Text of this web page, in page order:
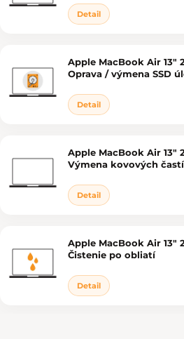
Detail
Apple MacBook Air 13"
Oprava / výmena SSD
Detail
Apple MacBook Air 13"
Výmena kovových
Detail
Apple MacBook Air 13"
Čistenie po obliatí
Detail